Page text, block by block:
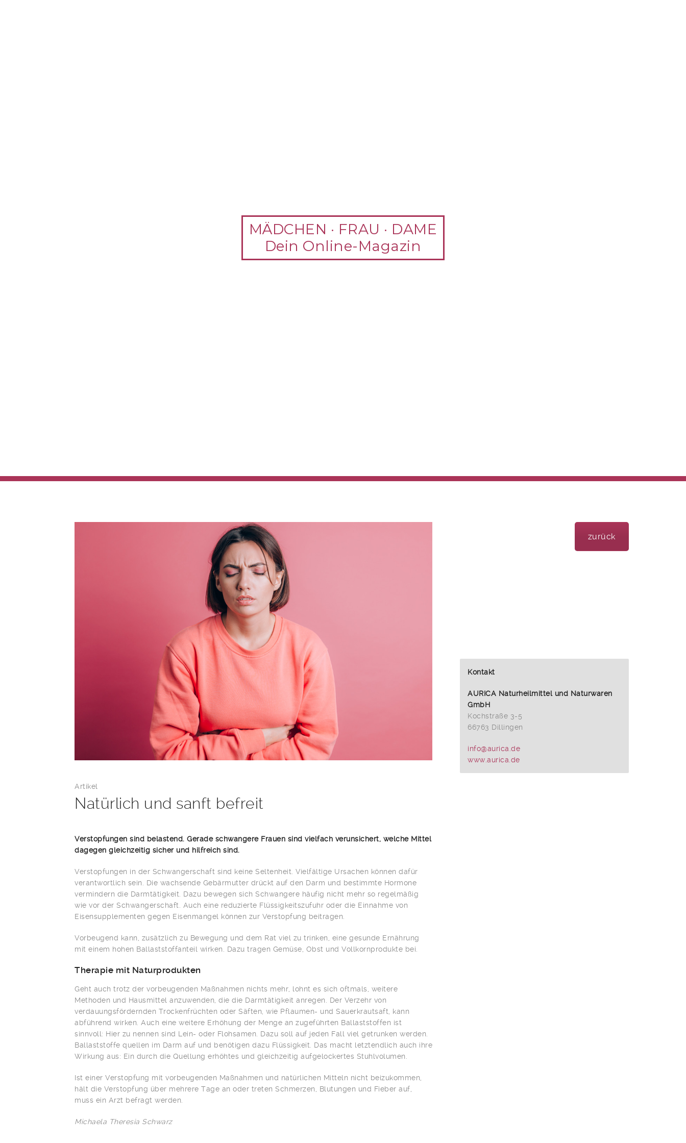
MÄDCHEN · FRAU · DAME
Dein Online-Magazin
Artikel
Natürlich und sanft befreit
Verstopfungen sind belastend. Gerade schwangere Frauen sind vielfach verunsichert, welche Mittel
dagegen gleichzeitig sicher und hilfreich sind.
Verstopfungen in der Schwangerschaft sind keine Seltenheit. Vielfältige Ursachen können dafür
verantwortlich sein. Die wachsende Gebärmutter drückt auf den Darm und bestimmte Hormone
vermindern die Darmtätigkeit. Dazu bewegen sich Schwangere häufig nicht mehr so regelmäßig
wie vor der Schwangerschaft. Auch eine reduzierte Flüssigkeitszufuhr oder die Einnahme von
Eisensupplementen gegen Eisenmangel können zur Verstopfung beitragen.
Vorbeugend kann, zusätzlich zu Bewegung und dem Rat viel zu trinken, eine gesunde Ernährung
mit einem hohen Ballaststoffanteil wirken. Dazu tragen Gemüse, Obst und Vollkornprodukte bei.
Therapie mit Naturprodukten
Geht auch trotz der vorbeugenden Maßnahmen nichts mehr, lohnt es sich oftmals, weitere
Methoden und Hausmittel anzuwenden, die die Darmtätigkeit anregen. Der Verzehr von
verdauungsfördernden Trockenfrüchten oder Säften, wie Pflaumen- und Sauerkrautsaft, kann
abführend wirken. Auch eine weitere Erhöhung der Menge an zugeführten Ballaststoffen ist
sinnvoll: Hier zu nennen sind Lein- oder Flohsamen. Dazu soll auf jeden Fall viel getrunken werden.
Ballaststoffe quellen im Darm auf und benötigen dazu Flüssigkeit. Das macht letztendlich auch ihre
Wirkung aus: Ein durch die Quellung erhöhtes und gleichzeitig aufgelockertes Stuhlvolumen.
Ist einer Verstopfung mit vorbeugenden Maßnahmen und natürlichen Mitteln nicht beizukommen,
hält die Verstopfung über mehrere Tage an oder treten Schmerzen, Blutungen und Fieber auf,
muss ein Arzt befragt werden.
Michaela Theresia Schwarz
zurück
Kontakt
AURICA Naturheilmittel und Naturwaren
GmbH
Kochstraße 3-5
66763 Dillingen
info@aurica.de
www.aurica.de